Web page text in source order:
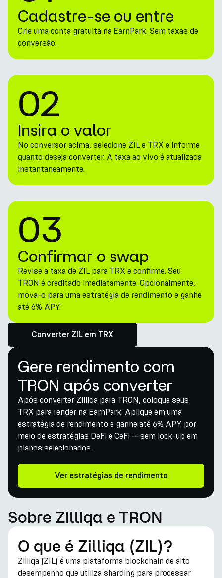
Cadastre-se ou entre
Crie uma conta gratuita na EarnPark. Sem taxas de
conversão.
02
Insira o valor
No conversor acima, selecione ZIL e TRX e informe
quanto deseja converter. A taxa ao vivo é atualizada
instantaneamente.
03
Confirmar o swap
Revise a taxa de ZIL para TRX e confirme. Seu
TRON é creditado imediatamente. Opcionalmente,
mova-o para uma estratégia de rendimento e ganhe
até 6% APY.
Converter ZIL em TRX
Gere rendimento com
TRON após converter
Após converter Zilliqa para TRON, coloque seus
TRX para render na EarnPark. Aplique em uma
estratégia de rendimento e ganhe até 6% APY por
meio de estratégias DeFi e CeFi — sem lock-up em
planos selecionados.
Ver estratégias de rendimento
Sobre Zilliqa e TRON
O que é Zilliqa (ZIL)?
Zilliqa (ZIL) é uma plataforma blockchain de alto
desempenho que utiliza sharding para processar